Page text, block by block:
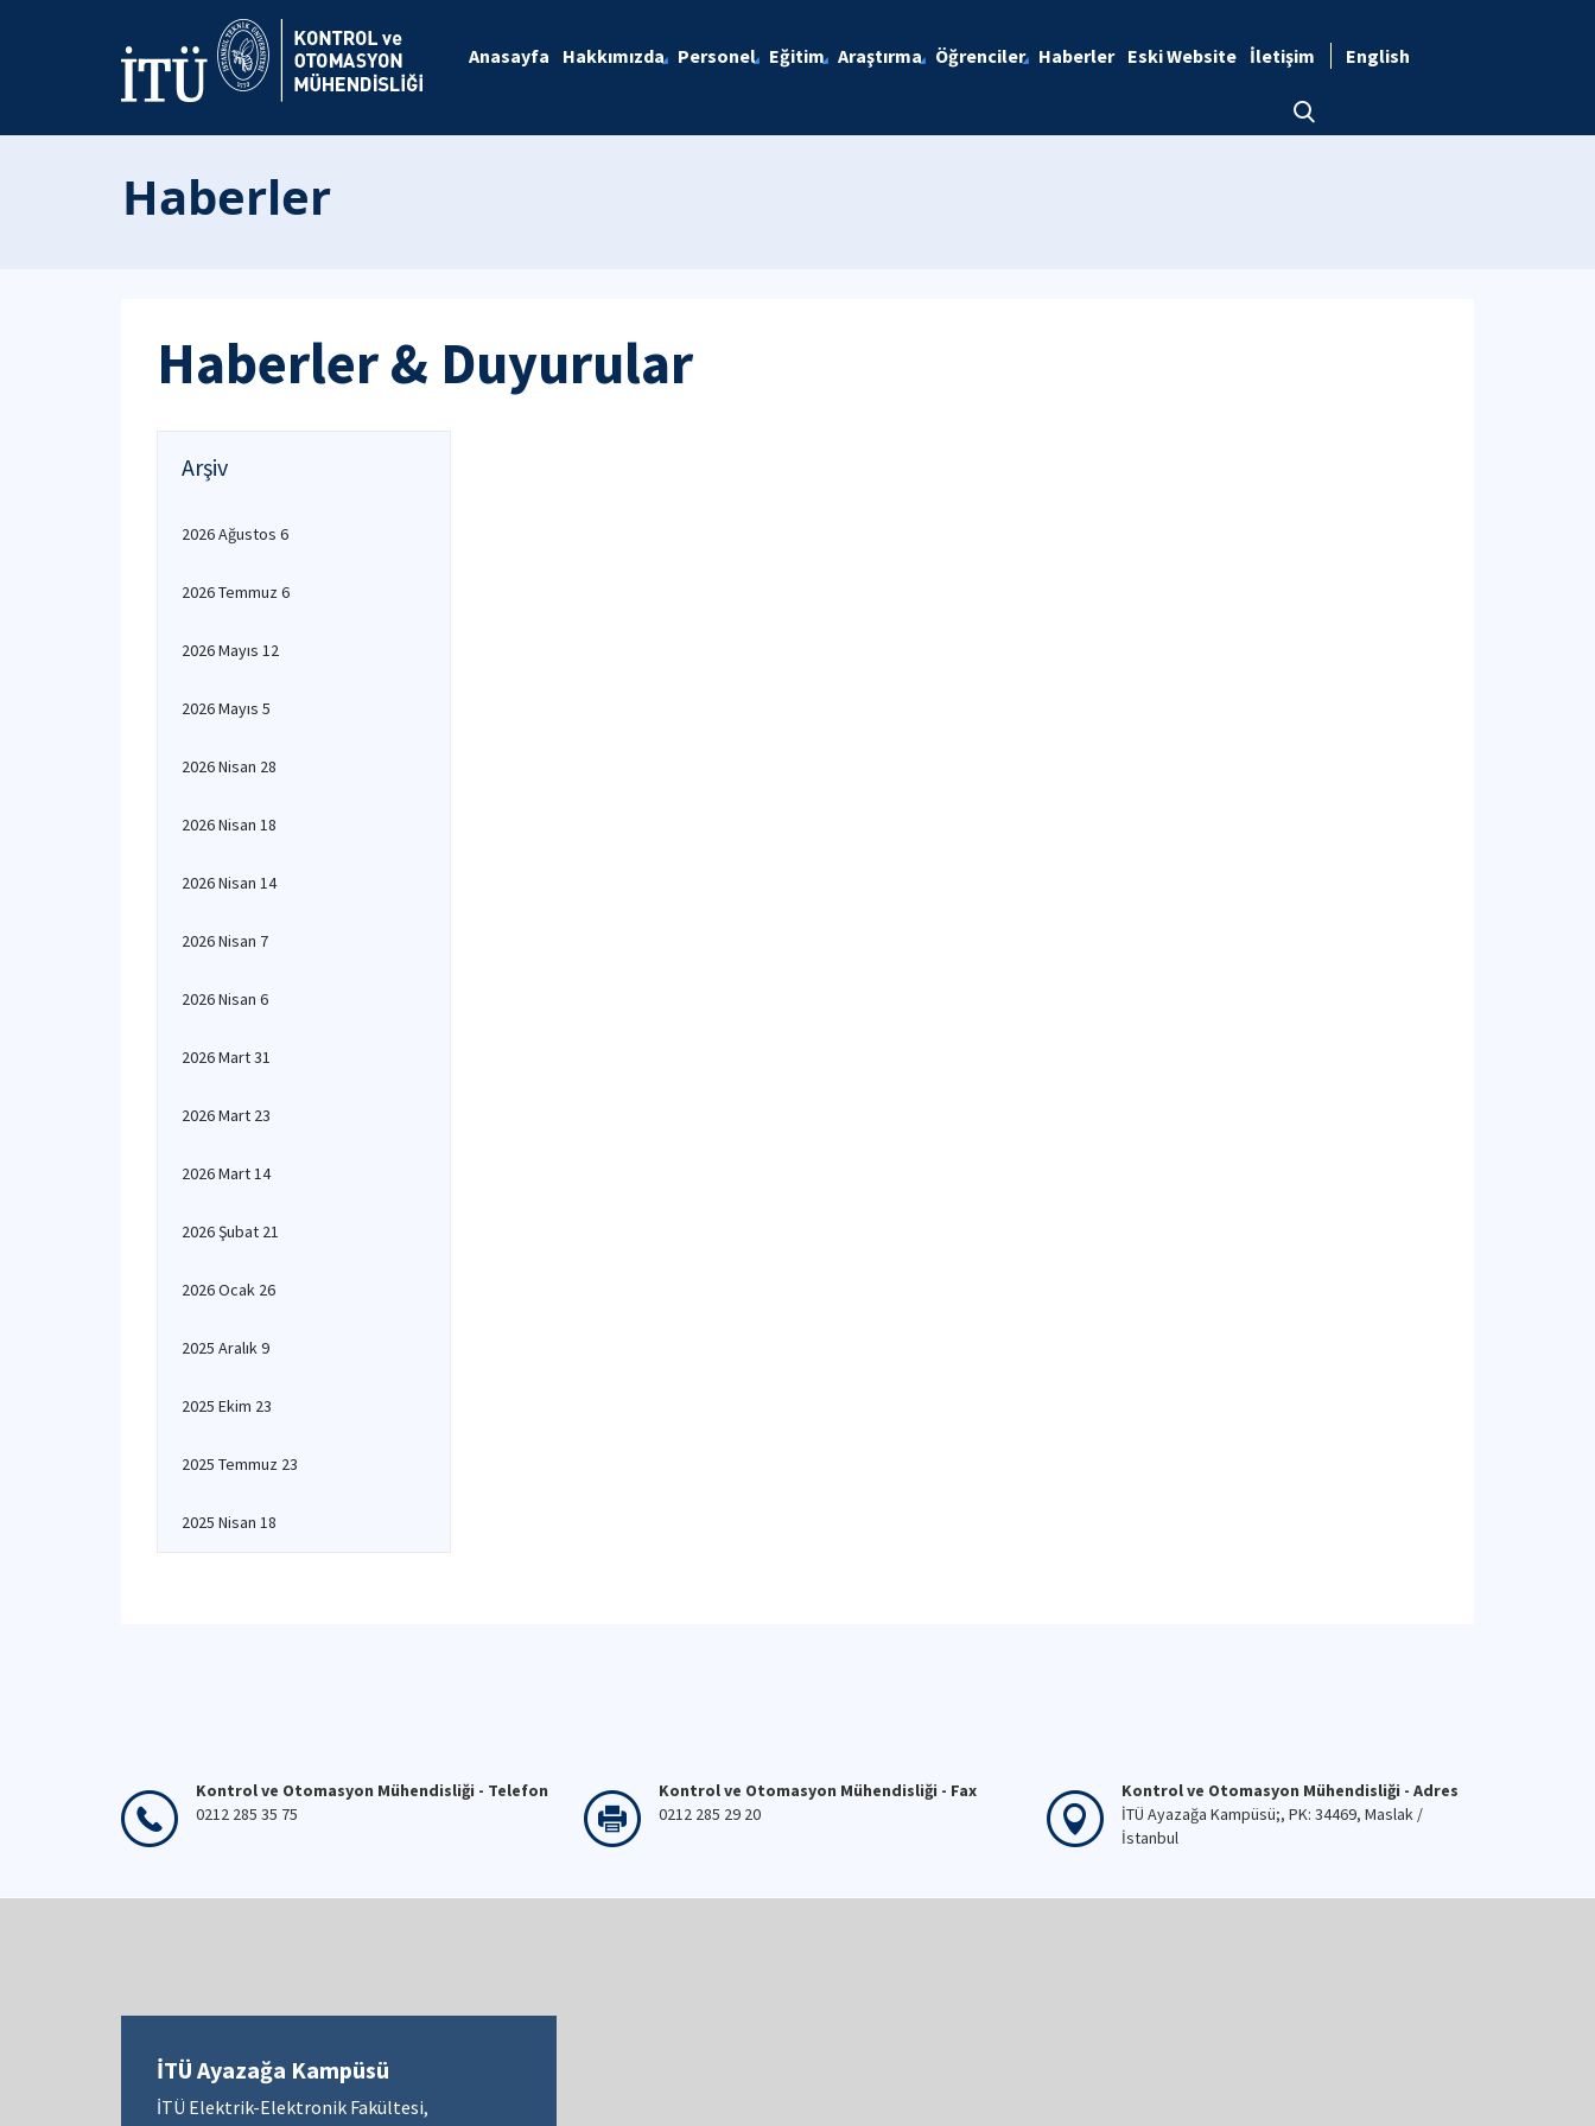
Anasayfa Hakkımızda Personel Eğitim Araştırma Öğrenciler Haberler Eski Website İletişim English
Haberler
Haberler & Duyurular
Arşiv
2026 Ağustos 6
2026 Temmuz 6
2026 Mayıs 12
2026 Mayıs 5
2026 Nisan 28
2026 Nisan 18
2026 Nisan 14
2026 Nisan 7
2026 Nisan 6
2026 Mart 31
2026 Mart 23
2026 Mart 14
2026 Şubat 21
2026 Ocak 26
2025 Aralık 9
2025 Ekim 23
2025 Temmuz 23
2025 Nisan 18
Kontrol ve Otomasyon Mühendisliği - Telefon
0212 285 35 75
Kontrol ve Otomasyon Mühendisliği - Fax
0212 285 29 20
Kontrol ve Otomasyon Mühendisliği - Adres
İTÜ Ayazağa Kampüsü;, PK: 34469, Maslak /
İstanbul
İTÜ Ayazağa Kampüsü
İTÜ Elektrik-Elektronik Fakültesi,